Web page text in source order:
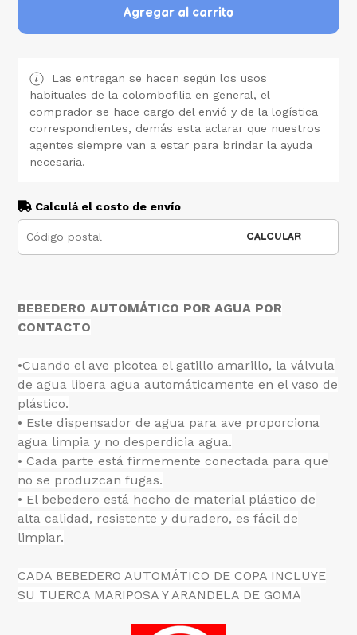
Agregar al carrito
Las entregan se hacen según los usos
habituales de la colombofilia en general, el
comprador se hace cargo del envió y de la logística
correspondientes, demás esta aclarar que nuestros
agentes siempre van a estar para brindar la ayuda
necesaria.
Calculá el costo de envío
CALCULAR
BEBEDERO AUTOMÁTICO POR AGUA POR
CONTACTO
•Cuando el ave picotea el gatillo amarillo, la válvula
de agua libera agua automáticamente en el vaso de
plástico.
• Este dispensador de agua para ave proporciona
agua limpia y no desperdicia agua.
• Cada parte está firmemente conectada para que
no se produzcan fugas.
• El bebedero está hecho de material plástico de
alta calidad, resistente y duradero, es fácil de
limpiar.
CADA BEBEDERO AUTOMÁTICO DE COPA INCLUYE
SU TUERCA MARIPOSA Y ARANDELA DE GOMA